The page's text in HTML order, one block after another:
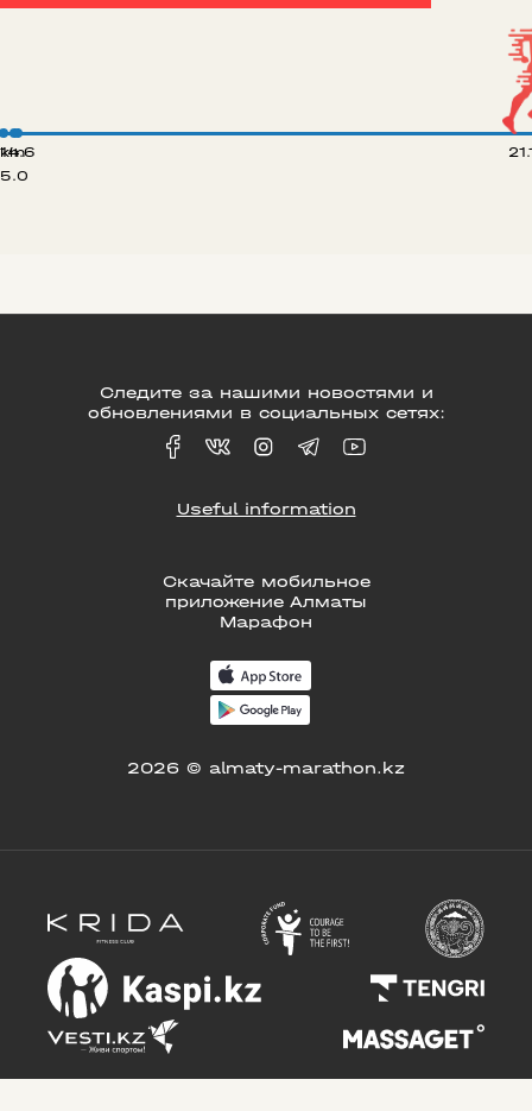
5.0
14.6
Скачайте мобильное
приложение Алматы
Марафон
2026 © almaty-marathon.kz
Следите за нашими новостями и
обновлениями в социальных сетях:
Useful information